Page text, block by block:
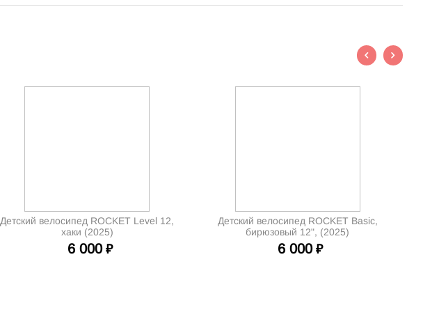
Детский велосипед ROCKET Level 12,
хаки (2025)
6 000 ₽
Детский велосипед ROCKET Basic,
бирюзовый 12", (2025)
6 000 ₽